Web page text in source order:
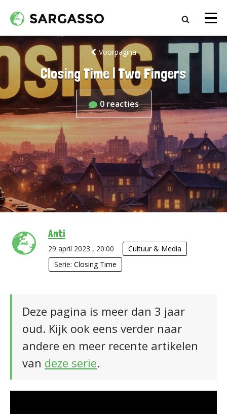
Voorpagina
Closing Time | Two Fingers
0 reacties
Anti
29 april 2023 , 20:00
Cultuur & Media
Serie: Closing Time
Deze pagina is meer dan 3 jaar
oud. Kijk ook eens verder naar
andere en meer recente artikelen
van deze serie.